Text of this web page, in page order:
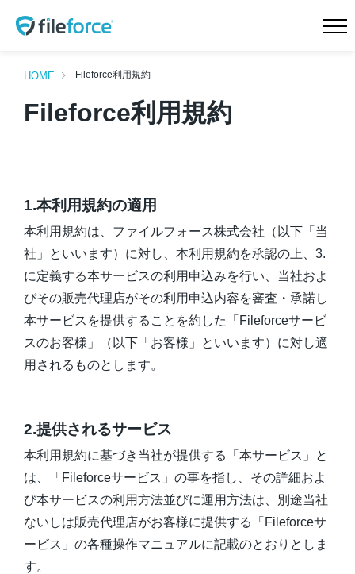
HOME
新機能 Intellisearch™
新機能 SmartFolder™ for
電帳法
特長
料金プラン 導入事例
会社概要 ニュース
Teamd DX お問合せ
無料トライアル 資料請求
HOME Fileforce利用規約
Fileforce利用規約
1.本利用規約の適用
本利用規約は、ファイルフォース株式会社（以下「当
社」といいます）に対し、本利用規約を承認の上、3.
に定義する本サービスの利用申込みを行い、当社およ
びその販売代理店がその利用申込内容を審査・承諾し
本サービスを提供することを約した「Fileforceサービ
スのお客様」（以下「お客様」といいます）に対し適
用されるものとします。
2.提供されるサービス
本利用規約に基づき当社が提供する「本サービス」と
は、「Fileforceサービス」の事を指し、その詳細およ
び本サービスの利用方法並びに運用方法は、別途当社
ないしは販売代理店がお客様に提供する「Fileforceサ
ービス」の各種操作マニュアルに記載のとおりとしま
す。